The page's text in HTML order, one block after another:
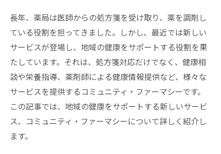
長年、薬局は医師からの処方箋を受け取り、薬を調剤し
ている役割を担ってきました。しかし、最近では新しい
サービスが登場し、地域の健康をサポートする役割を果
たしています。それは、処方箋対応だけでなく、健康相
談や栄養指導、薬剤師による健康情報提供など、様々な
サービスを提供するコミュニティ・ファーマシーです。
この記事では、地域の健康をサポートする新しいサービ
ス、コミュニティ・ファーマシーについて詳しく紹介し
ます。